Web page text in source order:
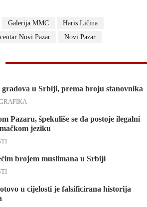
Galerija MMC
Haris Ličina
Novi Pazar Novi Pazar
gradova u Srbiji, prema broju stanovnika
Pazaru, špekuliše se da postoje ilegalni
jeziku
brojem muslimana u Srbiji
u cijelosti je falsificirana historija